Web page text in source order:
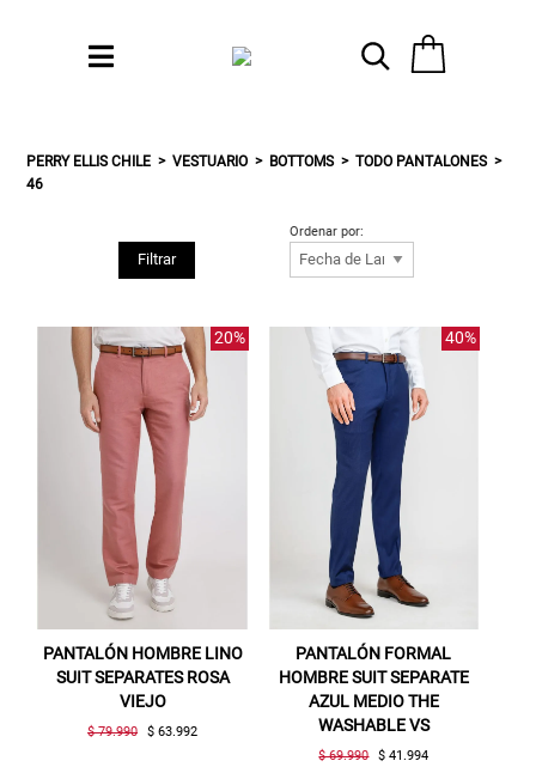
PERRY ELLIS CHILE VESTUARIO BOTTOMS
TODO PANTALONES
46
Filtrar
Ordenar por:
20%
PANTALÓN HOMBRE LINO
SUIT SEPARATES ROSA
VIEJO
$ 79.990 $ 63.992
40%
PANTALÓN FORMAL
HOMBRE SUIT SEPARATE
AZUL MEDIO THE
WASHABLE VS
$ 69.990 $ 41.994